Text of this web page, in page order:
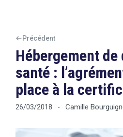
Tout sur le
Précédent
Hébergement de
santé :
place à la
26/03/2018 - Camille